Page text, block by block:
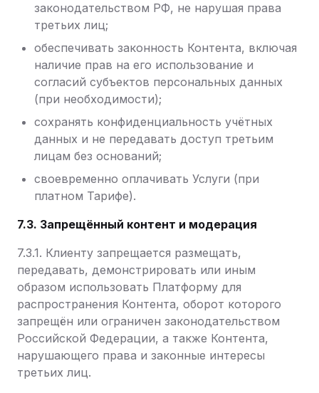
законодательством РФ, не нарушая права
третьих лиц;
обеспечивать законность Контента, включая
наличие прав на его использование и
согласий субъектов персональных данных
(при необходимости);
сохранять конфиденциальность учётных
данных и не передавать доступ третьим
лицам без оснований;
своевременно оплачивать Услуги (при
платном Тарифе).
7.3. Запрещённый контент и модерация
7.3.1. Клиенту запрещается размещать,
передавать, демонстрировать или иным
образом использовать Платформу для
распространения Контента, оборот которого
запрещён или ограничен законодательством
Российской Федерации, а также Контента,
нарушающего права и законные интересы
третьих лиц.